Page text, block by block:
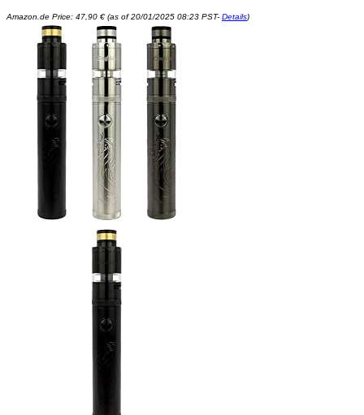
Amazon.de Price: 47,90 € (as of 20/01/2025 08:23 PST- Details)